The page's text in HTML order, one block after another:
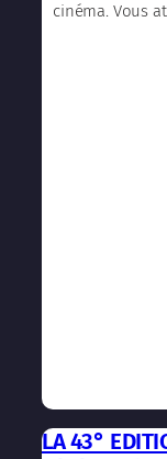
cinéma. Vous
LA 43°